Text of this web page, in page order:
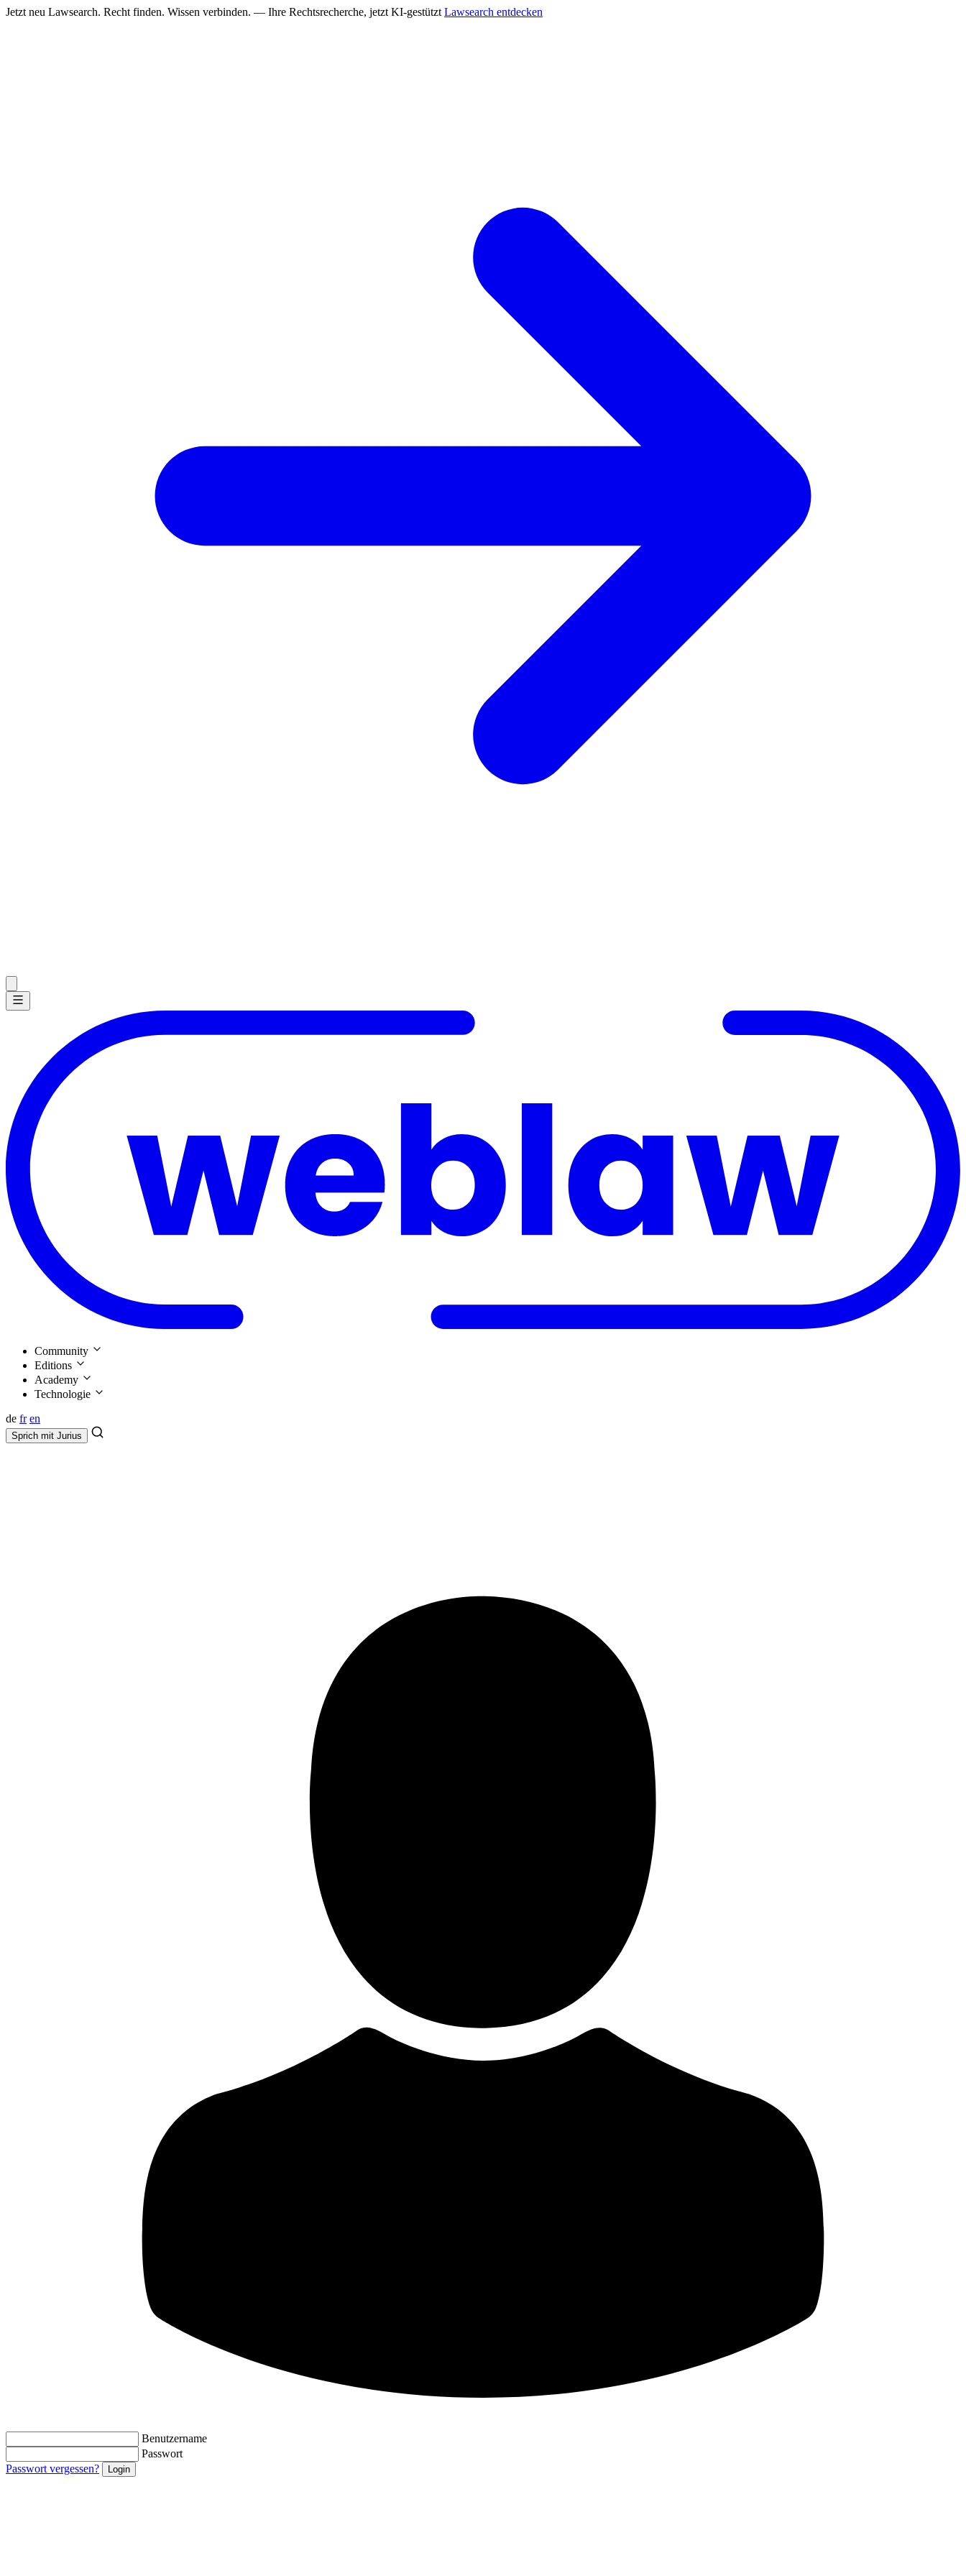
Jetzt neu Lawsearch. Recht finden. Wissen verbinden. — Ihre Rechtsrecherche, jetzt KI-gestützt Lawsearch entdecken
Community
Editions
Academy
Technologie
de fr en
Sprich mit Jurius
Benutzername
Passwort
Passwort vergessen?